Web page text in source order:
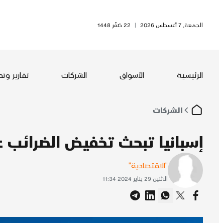
الجمعة, 7 أغسطس 2026 | 22 صَفَر 1448
الرئيسية الأسواق الشركات تقارير
الشركات
إسبانيا تبحث تخفيض
"الاقتصادية"
الاثنين 29 يناير 2024 11:34